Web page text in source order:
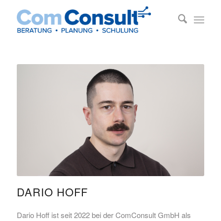
DARIO HOFF
Dario Hoff ist seit 2022 bei der ComConsult GmbH als